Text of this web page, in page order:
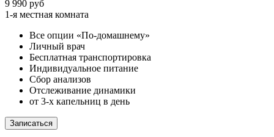
9 990 руб
1-я местная комната
Все опции «По-домашнему»
Личный врач
Бесплатная транспортировка
Индивидуальное питание
Сбор анализов
Отслеживание динамики
от 3-х капельниц в день
Записаться